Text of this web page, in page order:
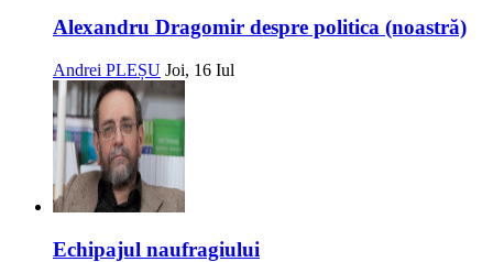
Alexandru Dragomir despre politica (noastră)
Andrei PLEȘU Joi, 16 Iul
Echipajul naufragiului